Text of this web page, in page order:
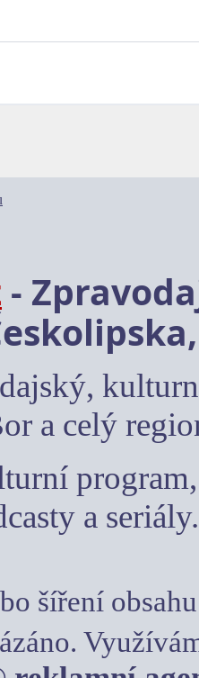
-
a celý
a seriály.
šíření